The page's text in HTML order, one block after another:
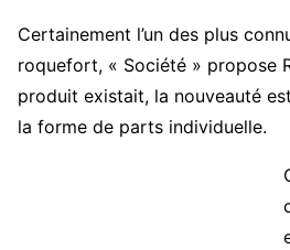
Certainement l’un des plus
roquefort, « Société » propose
produit existait, la nouveauté
la forme de parts individuelle.